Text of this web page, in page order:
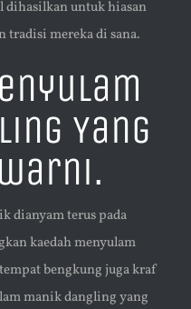
dihasilkan untuk hiasan
tradisi mereka di sana.
Yang
dianyam terus pada
kaedah menyulam
bengkung juga kraf
manik dangling yang